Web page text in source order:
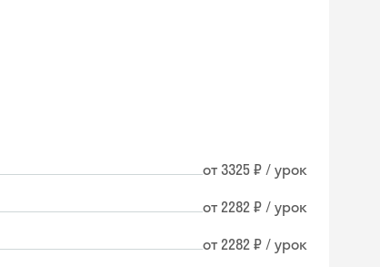
от 3325 ₽ / урок
от 2282 ₽ / урок
от 2282 ₽ / урок